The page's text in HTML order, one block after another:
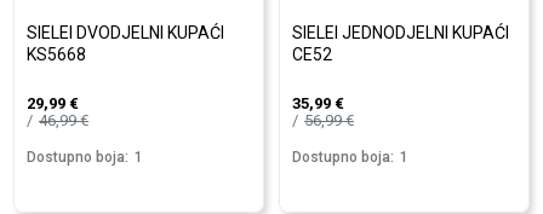
SIELEI DVODJELNI KUPAĆI
KS5668
29,99 €
46,99€
Dostupno boja: 1
SIELEI JEDNODJELNI KUPAĆI
CE52
35,99 €
56,99€
Dostupno boja: 1